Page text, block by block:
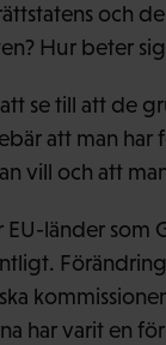
och
Hur beter
se till att de
att man
vill och att
länder som
har varit en